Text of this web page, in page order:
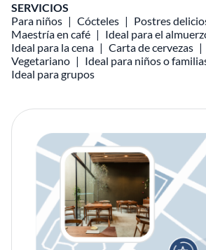
SERVICIOS
Para niños
Cócteles
Postres
Maestría en café
Ideal para el
Ideal para la cena
Carta de cervezas
Vegetariano
Ideal para niños o
Ideal para grupos